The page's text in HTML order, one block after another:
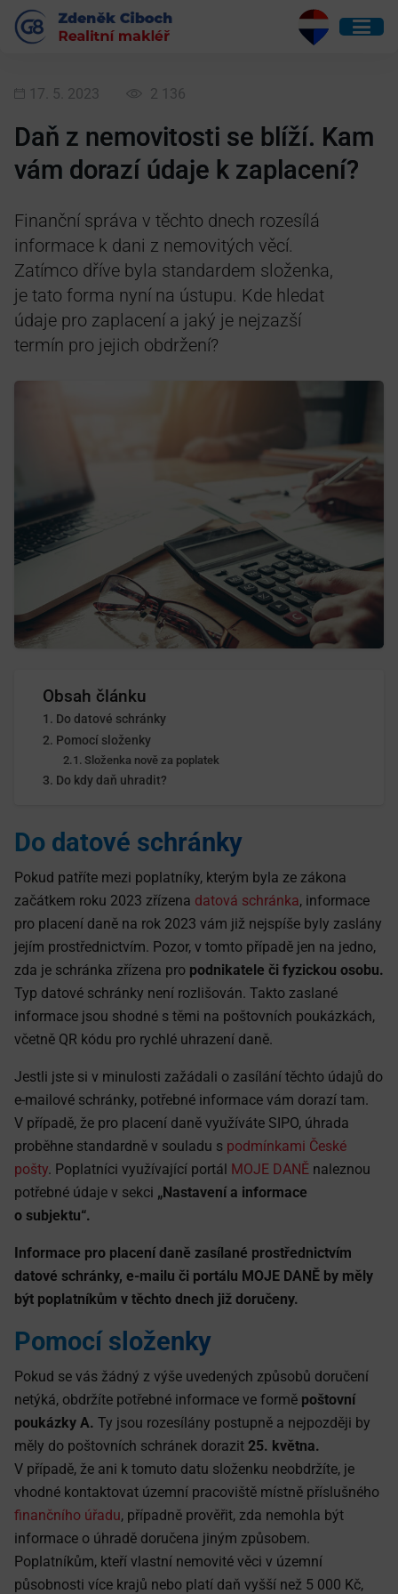
17. 5. 2023 2 136
Daň z nemovitosti se blíží. Kam
vám dorazí údaje k zaplacení?
Finanční správa v těchto dnech rozesílá
informace k dani z nemovitých věcí.
Zatímco dříve byla standardem složenka,
je tato forma nyní na ústupu. Kde hledat
údaje pro zaplacení a jaký je nejzazší
termín pro jejich obdržení?
Obsah článku
Do datové schránky
Pomocí složenky
Složenka nově za poplatek
Do kdy daň uhradit?
Do datové schránky
Pokud patříte mezi poplatníky, kterým byla ze zákona
začátkem roku 2023 zřízena datová schránka, informace
pro placení daně na rok 2023 vám již nejspíše byly zaslány
jejím prostřednictvím. Pozor, v tomto případě jen na jedno,
zda je schránka zřízena pro podnikatele či fyzickou osobu.
Typ datové schránky není rozlišován. Takto zaslané
informace jsou shodné s těmi na poštovních poukázkách,
včetně QR kódu pro rychlé uhrazení daně.
Jestli jste si v minulosti zažádali o zasílání těchto údajů do
e-mailové schránky, potřebné informace vám dorazí tam.
V případě, že pro placení daně využíváte SIPO, úhrada
proběhne standardně v souladu s podmínkami České
pošty. Poplatníci využívající portál MOJE DANĚ naleznou
potřebné údaje v sekci „Nastavení a informace
o subjektu“.
Informace pro placení daně zasílané prostřednictvím
datové schránky, e-mailu či portálu MOJE DANĚ by měly
být poplatníkům v těchto dnech již doručeny.
Pomocí složenky
Pokud se vás žádný z výše uvedených způsobů doručení
netýká, obdržíte potřebné informace ve formě poštovní
poukázky A. Ty jsou rozesílány postupně a nejpozději by
měly do poštovních schránek dorazit 25. května.
V případě, že ani k tomuto datu složenku neobdržíte, je
vhodné kontaktovat územní pracoviště místně příslušného
finančního úřadu, případně prověřit, zda nemohla být
informace o úhradě doručena jiným způsobem.
Poplatníkům, kteří vlastní nemovité věci v územní
působnosti více krajů nebo platí daň vyšší než 5 000 Kč,